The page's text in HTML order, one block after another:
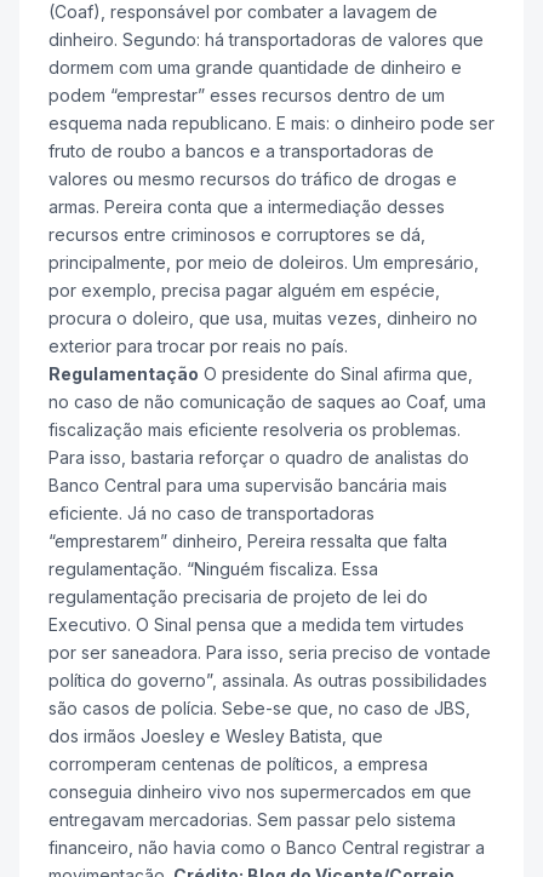
(Coaf), responsável por combater a lavagem de
dinheiro. Segundo: há transportadoras de valores que
dormem com uma grande quantidade de dinheiro e
podem “emprestar” esses recursos dentro de um
esquema nada republicano. E mais: o dinheiro pode ser
fruto de roubo a bancos e a transportadoras de
valores ou mesmo recursos do tráfico de drogas e
armas. Pereira conta que a intermediação desses
recursos entre criminosos e corruptores se dá,
principalmente, por meio de doleiros. Um empresário,
por exemplo, precisa pagar alguém em espécie,
procura o doleiro, que usa, muitas vezes, dinheiro no
exterior para trocar por reais no país.
Regulamentação O presidente do Sinal afirma que,
no caso de não comunicação de saques ao Coaf, uma
fiscalização mais eficiente resolveria os problemas.
Para isso, bastaria reforçar o quadro de analistas do
Banco Central para uma supervisão bancária mais
eficiente. Já no caso de transportadoras
“emprestarem” dinheiro, Pereira ressalta que falta
regulamentação. “Ninguém fiscaliza. Essa
regulamentação precisaria de projeto de lei do
Executivo. O Sinal pensa que a medida tem virtudes
por ser saneadora. Para isso, seria preciso de vontade
política do governo”, assinala. As outras possibilidades
são casos de polícia. Sebe-se que, no caso de JBS,
dos irmãos Joesley e Wesley Batista, que
corromperam centenas de políticos, a empresa
conseguia dinheiro vivo nos supermercados em que
entregavam mercadorias. Sem passar pelo sistema
financeiro, não havia como o Banco Central registrar a